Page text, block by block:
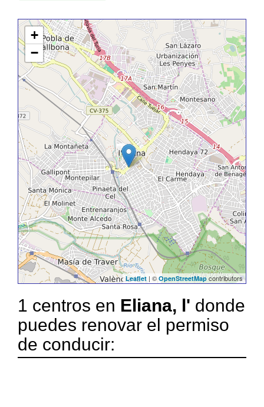
+
−
Leaflet | ©OpenStreetMap contributors
1 centros en Eliana, l' donde
puedes renovar el permiso
de conducir: